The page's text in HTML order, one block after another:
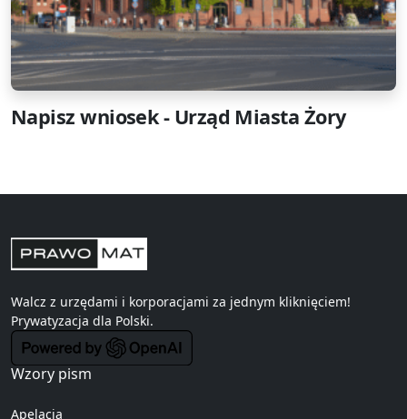
Napisz wniosek - Urząd Miasta Żory
Walcz z urzędami i korporacjami za jednym kliknięciem!
Prywatyzacja dla Polski.
Wzory pism
Apelacja